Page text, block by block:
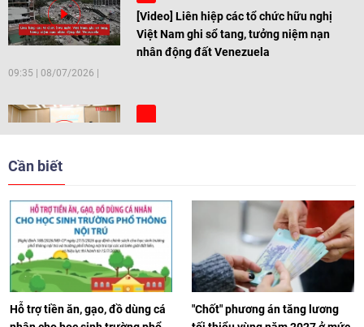
[Video] Liên hiệp các tổ chức hữu nghị
Việt Nam ghi sổ tang, tưởng niệm nạn
nhân động đất Venezuela
09:35 08/07/2026
[Video] Trẻ em Đông Á cùng kiến tạo
[Video] Âm nhạc flamenco gắn kết văn
hoá Việt Nam - Tây Ban Nha
11:10 17/06/2026
Cần biết
Hỗ trợ tiền ăn, gạo, đồ dùng cá
"Chốt" phương án tăng lương